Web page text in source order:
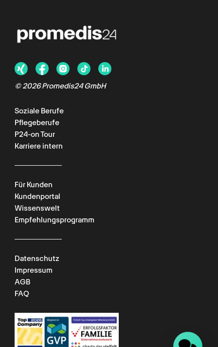
©2026Promedis24 GmbH
Soziale Berufe
Pflegeberufe
P24-on Tour
Karriere intern
Für Kunden
Kundenportal
Wissenswelt
Empfehlungsprogramm
Datenschutz
Impressum
AGB
FAQ